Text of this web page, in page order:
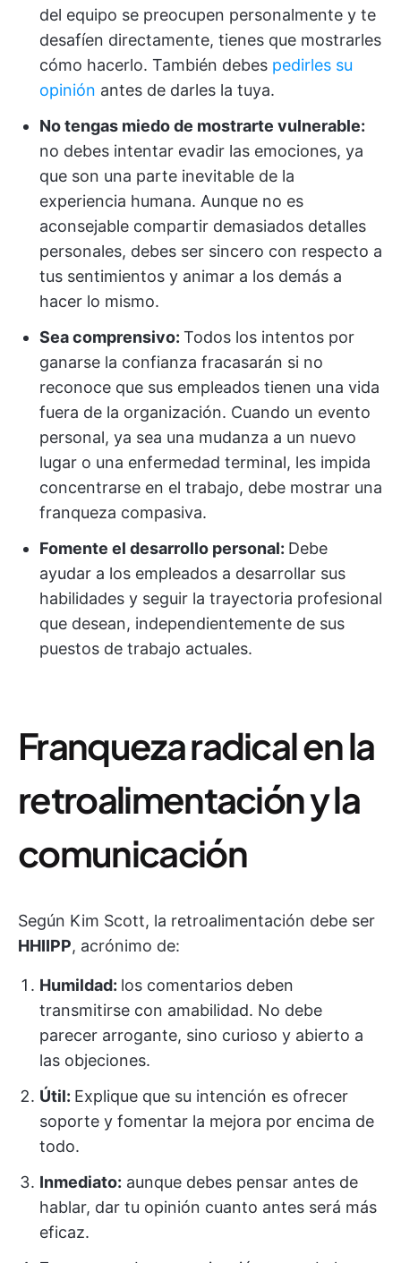
del equipo se preocupen personalmente y te
desafíen directamente, tienes que mostrarles
cómo hacerlo. También debes pedirles su
opinión antes de darles la tuya.
No tengas miedo de mostrarte vulnerable:
no debes intentar evadir las emociones, ya
que son una parte inevitable de la
experiencia humana. Aunque no es
aconsejable compartir demasiados detalles
personales, debes ser sincero con respecto a
tus sentimientos y animar a los demás a
hacer lo mismo.
Sea comprensivo: Todos los intentos por
ganarse la confianza fracasarán si no
reconoce que sus empleados tienen una vida
fuera de la organización. Cuando un evento
personal, ya sea una mudanza a un nuevo
lugar o una enfermedad terminal, les impida
concentrarse en el trabajo, debe mostrar una
franqueza compasiva.
Fomente el desarrollo personal: Debe
ayudar a los empleados a desarrollar sus
habilidades y seguir la trayectoria profesional
que desean, independientemente de sus
puestos de trabajo actuales.
Franqueza radical en la
retroalimentación y la
comunicación
Según Kim Scott, la retroalimentación debe ser
HHIIPP, acrónimo de:
Humildad: los comentarios deben
transmitirse con amabilidad. No debe
parecer arrogante, sino curioso y abierto a
las objeciones.
Útil: Explique que su intención es ofrecer
soporte y fomentar la mejora por encima de
todo.
Inmediato: aunque debes pensar antes de
hablar, dar tu opinión cuanto antes será más
eficaz.